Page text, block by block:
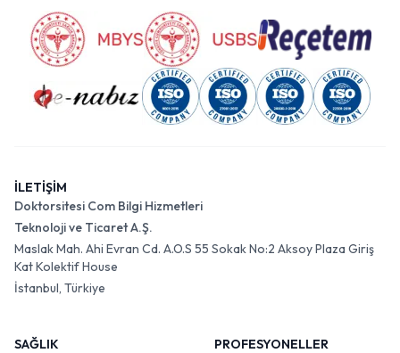
İLETİŞİM
Doktorsitesi Com Bilgi Hizmetleri
Teknoloji ve Ticaret A.Ş.
Maslak Mah. Ahi Evran Cd. A.O.S 55 Sokak No:2 Aksoy Plaza Giriş
Kat Kolektif House
İstanbul, Türkiye
SAĞLIK
PROFESYONELLER